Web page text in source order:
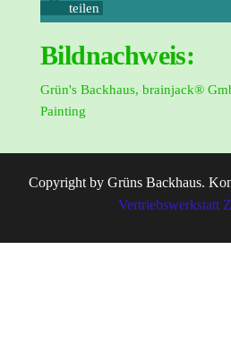
teilen
Bildnachweis:
Grün's Backhaus, brainjack®
Painting
Copyright by Grüns Backhaus.
Vertriebswerkstatt